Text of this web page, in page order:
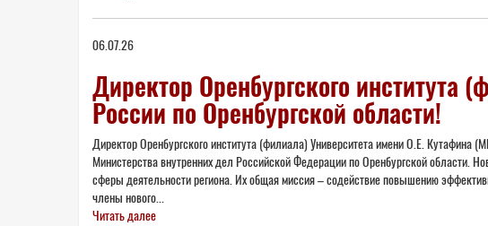
06.07.26
Директор Оренбургского
России по Оренбургской области!
Директор Оренбургского института (филиала) Университета имени О.Е.
Министерства внутренних дел Российской Федерации по Оренбургской
сферы деятельности региона. Их общая миссия – содействие повышению
члены нового...
Читать далее